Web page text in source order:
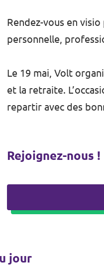
Rendez-vous en
personnelle,
Le 19 mai, Volt
et la retraite.
repartir avec des
Rejoignez-nous !
jour